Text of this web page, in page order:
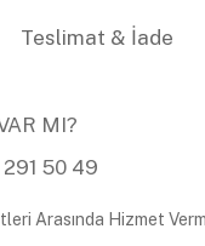
Teslimat & İade
MI?
291 50 49
Arasında Hizmet